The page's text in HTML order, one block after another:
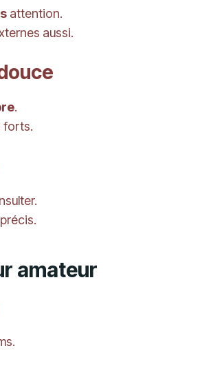
attention.
aussi.
.
forts.
précis.
amateur